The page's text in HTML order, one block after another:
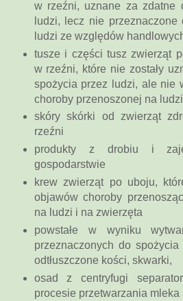
w rzeźni, uznane za zdatne
ludzi, lecz nie przeznaczone
ludzi ze względów
tusze i części tusz zwierząt
w rzeźni, które nie zostały
spożycia przez ludzi, ale nie
choroby przenoszonej na
skóry skórki od zwierząt
rzeźni
produkty z drobiu i
gospodarstwie
krew zwierząt po uboju,
objawów choroby
na ludzi i na zwierzęta
powstałe w wyniku
przeznaczonych do
odtłuszczone kości, skwarki,
osad z centryfugi
procesie przetwarzania mleka